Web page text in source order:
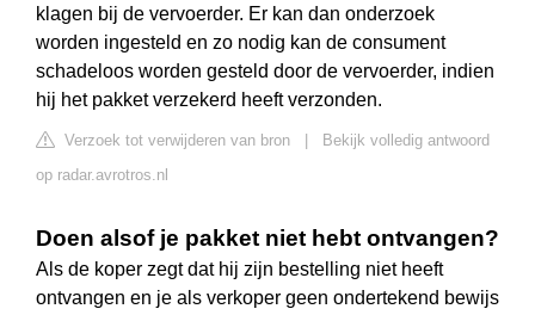
klagen bij de vervoerder. Er kan dan onderzoek
worden ingesteld en zo nodig kan de consument
schadeloos worden gesteld door de vervoerder, indien
hij het pakket verzekerd heeft verzonden.
Verzoek tot verwijderen van bron
Bekijk volledig antwoord
op radar.avrotros.nl
Doen alsof je pakket niet hebt ontvangen?
Als de koper zegt dat hij zijn bestelling niet heeft
ontvangen en je als verkoper geen ondertekend bewijs